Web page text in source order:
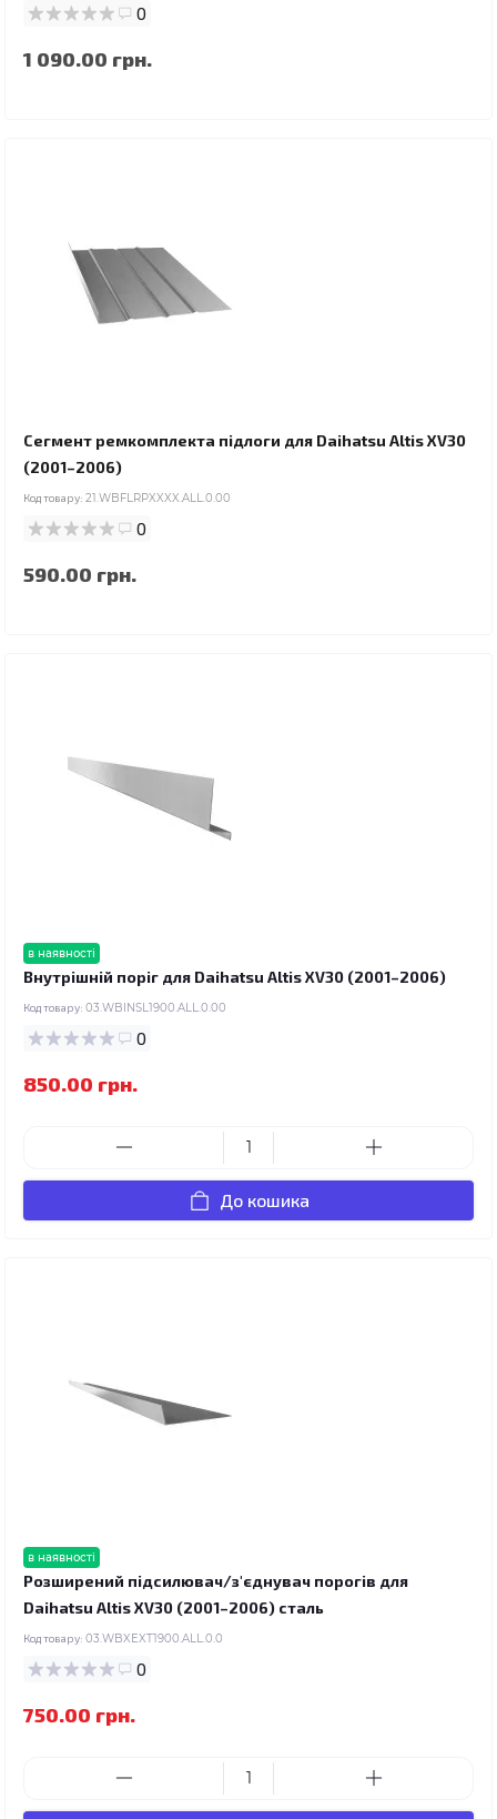
0
1 090.00 грн.
Сегмент ремкомплекта підлоги для Daihatsu Altis XV30
(2001–2006)
Код товару: 21.WBFLRPXXXX.ALL.0.00
0
590.00 грн.
в наявності
Внутрішній поріг для Daihatsu Altis XV30 (2001–2006)
Код товару: 03.WBINSL1900.ALL.0.00
0
850.00 грн.
До кошика
в наявності
Розширений підсилювач/з'єднувач порогів для
Daihatsu Altis XV30 (2001–2006) сталь
Код товару: 03.WBXEXT1900.ALL.0.0
0
750.00 грн.